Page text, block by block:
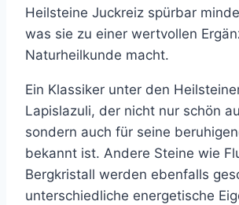
Heilsteine Juckreiz spürbar
was sie zu einer wertvollen
Naturheilkunde macht.
Ein Klassiker unter den
Lapislazuli, der nicht nur schön
sondern auch für seine
bekannt ist. Andere Steine wie
Bergkristall werden ebenfalls
unterschiedliche energetische